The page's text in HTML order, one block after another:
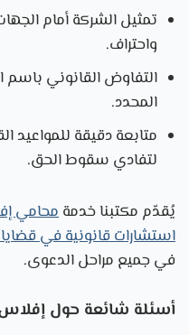
تمثيل الشركة أمام
واحتراف.
التفاوض القانوني باسم
المحدد.
متابعة دقيقة للمواعيد
لتفادي سقوط الحق.
يُقدّم مكتبنا خدمةمحامي
استشارات قانونية في
في جميع مراحل الدعوى.
أسئلة شائعة حول